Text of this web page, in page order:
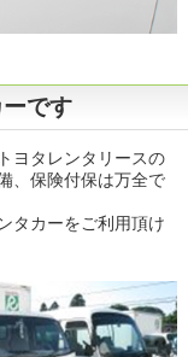
ーです
ヨタレンタリースの
、保険付保は万全で
タカーをご利用頂け